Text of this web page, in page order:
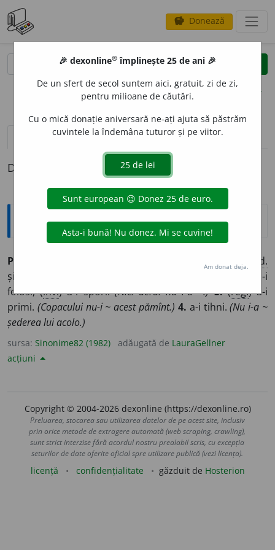
savings Donează
clear
opțiuni
definiții (1)
Definiția cu ID-ul 1023662:
Sinonime
PRI
Mold.
și
a-i ajuta, a-i
folosi, (înv.) a-i spori.(Nici aerul nu i-a ~.) 3.(reg.) a-i
primi. (Copacului nu-i ~ acest pămînt.) 4. a-i tihni.(Nu i-a ~
șederea lui acolo.)
sursa: Sinonime82 (1982) adăugată de LauraGellner
acțiuni
Copyright © 2004-2026 dexonline (https://dexonline.ro)
Preluarea, stocarea sau utilizarea datelor de pe acest site, inclusiv
prin orice metode de extragere automată (web scraping, crawling),
sunt strict interzise fără acordul nostru prealabil scris, cu excepția
seturilor de date oferite oficial spre utilizare publică (vezi licența).
licență confidențialitate găzduit de Hosterion
🎉 dexonline® împlinește 25 de ani 🎉
De un sfert de secol suntem aici, gratuit, zi de zi,
pentru milioane de căutări.
Cu o mică donație aniversară ne-ați ajuta să păstrăm
cuvintele la îndemâna tuturor și pe viitor.
Am donat deja.